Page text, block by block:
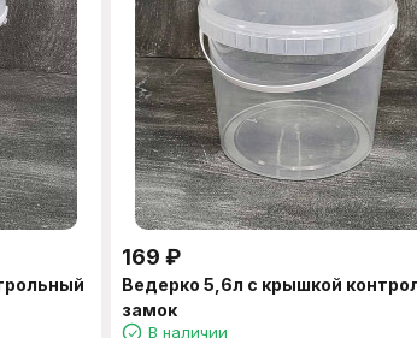
169 ₽
Ведерко 5,6л с крышкой
замок
В наличии